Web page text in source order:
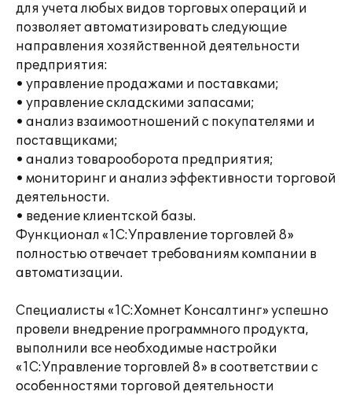
для учета любых видов торговых операций и
позволяет автоматизировать следующие
направления хозяйственной деятельности
предприятия:
• управление продажами и поставками;
• управление складскими запасами;
• анализ взаимоотношений с покупателями и
поставщиками;
• анализ товарооборота предприятия;
• мониторинг и анализ эффективности торговой
деятельности.
• ведение клиентской базы.
Функционал «1С:Управление торговлей 8»
полностью отвечает требованиям компании в
автоматизации.
Специалисты «1С:Хомнет Консалтинг» успешно
провели внедрение программного продукта,
выполнили все необходимые настройки
«1С:Управление торговлей 8» в соответствии с
особенностями торговой деятельности